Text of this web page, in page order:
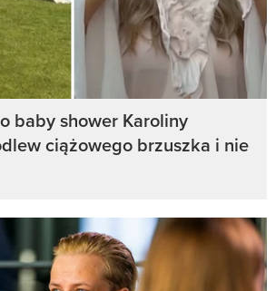
baby shower Karoliny
ciążowego brzuszka i nie